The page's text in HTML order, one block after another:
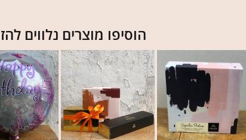
הוסיפו מוצרים נלווים